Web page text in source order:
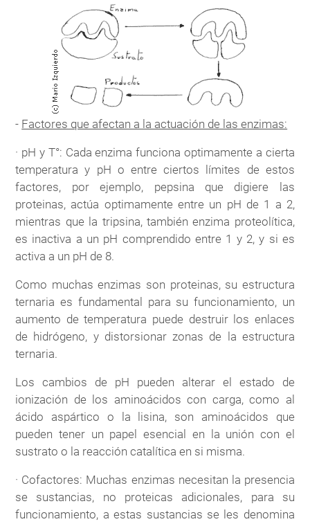
- Factores que afectan a la actuación de las enzimas:
· pH y T°: Cada enzima funciona optimamente a cierta
temperatura y pH o entre ciertos límites de estos
factores, por ejemplo, pepsina que digiere las
proteinas, actúa optimamente entre un pH de 1 a 2,
mientras que la tripsina, también enzima proteolítica,
es inactiva a un pH comprendido entre 1 y 2, y si es
activa a un pH de 8.
Como muchas enzimas son proteinas, su estructura
ternaria es fundamental para su funcionamiento, un
aumento de temperatura puede destruir los enlaces
de hidrógeno, y distorsionar zonas de la estructura
ternaria.
Los cambios de pH pueden alterar el estado de
ionización de los aminoácidos con carga, como al
ácido aspártico o la lisina, son aminoácidos que
pueden tener un papel esencial en la unión con el
sustrato o la reacción catalítica en si misma.
· Cofactores: Muchas enzimas necesitan la presencia
se sustancias, no proteicas adicionales, para su
funcionamiento, a estas sustancias se les denomina